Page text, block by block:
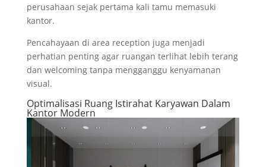
perusahaan sejak pertama kali tamu memasuki
kantor.
Pencahayaan di area reception juga menjadi
perhatian penting agar ruangan terlihat lebih terang
dan welcoming tanpa mengganggu kenyamanan
visual.
Optimalisasi Ruang Istirahat Karyawan Dalam
Kantor Modern